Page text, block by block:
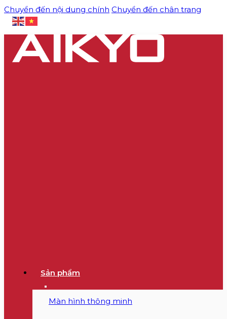
Chuyển đến nội dung chính Chuyển đến chân trang
Sản phẩm
Màn hình thông minh